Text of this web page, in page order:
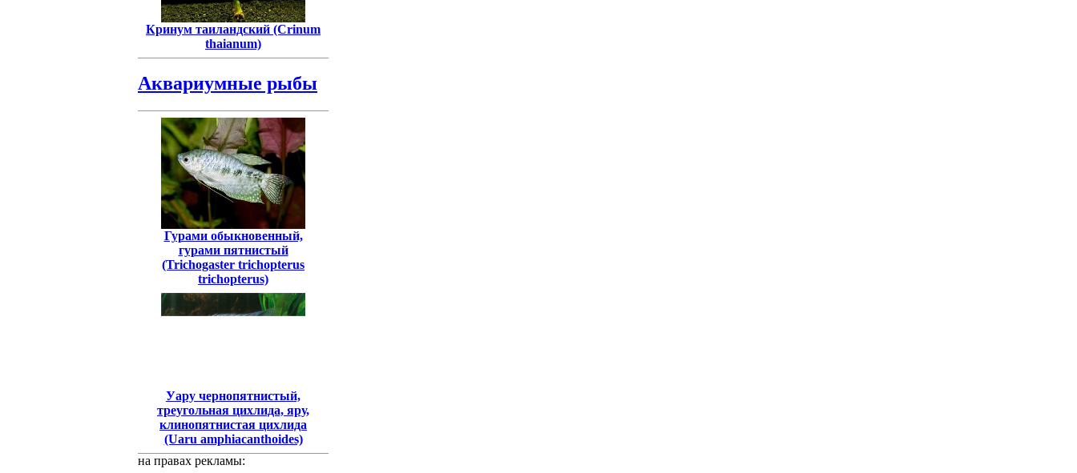
Кринум таиландский (Crinum
thaianum)
Аквариумные рыбы
Гурами обыкновенный,
гурами пятнистый
(Trichogaster trichopterus
trichopterus)
Уару чернопятнистый,
треугольная цихлида, яру,
клинопятнистая цихлида
(Uaru amphiacanthoides)
на правах рекламы: